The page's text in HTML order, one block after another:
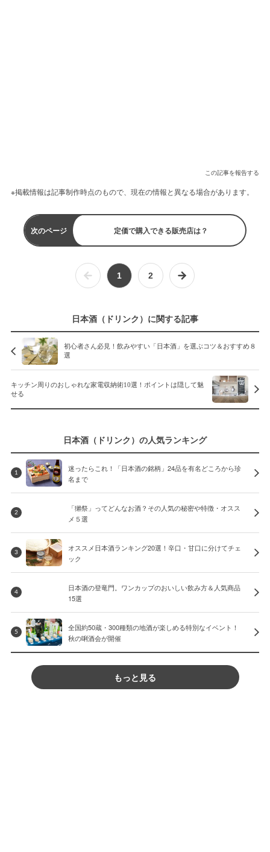
この記事を報告する
※掲載情報は記事制作時点のもので、現在の情報と異なる場合があります。
次のページ 定価で購入できる販売店は？
1 2
日本酒（ドリンク）に関する記事
初心者さん必見！飲みやすい「日本酒」を選ぶコツ＆おすすめ８
選
キッチン周りのおしゃれな家電収納術10選！ポイントは隠して魅
せる
日本酒（ドリンク）の人気ランキング
1
迷ったらこれ！「日本酒の銘柄」24品を有名どころから珍
名まで
2
「獺祭」ってどんなお酒？その人気の秘密や特徴・オスス
メ５選
3
オススメ日本酒ランキング20選！辛口・甘口に分けてチェ
ック
4
日本酒の登竜門。ワンカップのおいしい飲み方＆人気商品
15選
5
全国約50蔵・300種類の地酒が楽しめる特別なイベント！
秋の唎酒会が開催
もっと見る